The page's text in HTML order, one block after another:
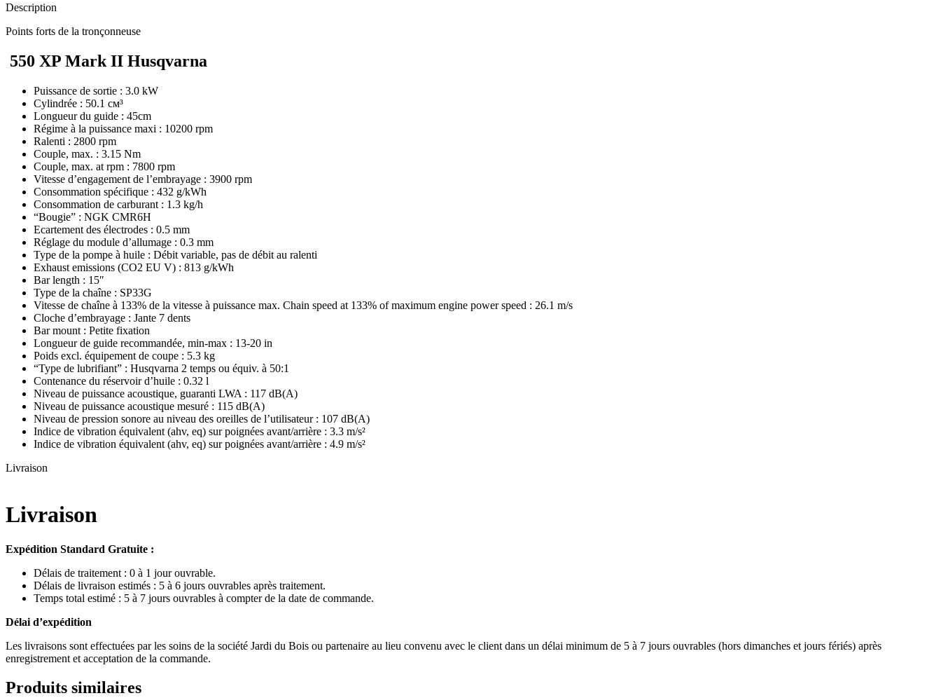
Description
Points forts de la tronçonneuse
550 XP Mark II Husqvarna
Puissance de sortie : 3.0 kW
Cylindrée : 50.1 см³
Longueur du guide : 45cm
Régime à la puissance maxi : 10200 rpm
Ralenti : 2800 rpm
Couple, max. : 3.15 Nm
Couple, max. at rpm : 7800 rpm
Vitesse d’engagement de l’embrayage : 3900 rpm
Consommation spécifique : 432 g/kWh
Consommation de carburant : 1.3 kg/h
“Bougie” : NGK CMR6H
Ecartement des électrodes : 0.5 mm
Réglage du module d’allumage : 0.3 mm
Type de la pompe à huile : Débit variable, pas de débit au ralenti
Exhaust emissions (CO2 EU V) : 813 g/kWh
Bar length : 15″
Type de la chaîne : SP33G
Vitesse de chaîne à 133% de la vitesse à puissance max. Chain speed at 133% of maximum engine power speed : 26.1 m/s
Cloche d’embrayage : Jante 7 dents
Bar mount : Petite fixation
Longueur de guide recommandée, min-max : 13-20 in
Poids excl. équipement de coupe : 5.3 kg
“Type de lubrifiant” : Husqvarna 2 temps ou équiv. à 50:1
Contenance du réservoir d’huile : 0.32 l
Niveau de puissance acoustique, guaranti LWA : 117 dB(A)
Niveau de puissance acoustique mesuré : 115 dB(A)
Niveau de pression sonore au niveau des oreilles de l’utilisateur : 107 dB(A)
Indice de vibration équivalent (ahv, eq) sur poignées avant/arrière : 3.3 m/s²
Indice de vibration équivalent (ahv, eq) sur poignées avant/arrière : 4.9 m/s²
Livraison
Livraison
Expédition Standard Gratuite :
Délais de traitement : 0 à 1 jour ouvrable.
Délais de livraison estimés : 5 à 6 jours ouvrables après traitement.
Temps total estimé : 5 à 7 jours ouvrables à compter de la date de commande.
Délai d’expédition
Les livraisons sont effectuées par les soins de la société Jardi du Bois ou partenaire au lieu convenu avec le client dans un délai minimum de 5 à 7 jours ouvrables (hors dimanches et jours fériés) après
enregistrement et acceptation de la commande.
Produits similaires